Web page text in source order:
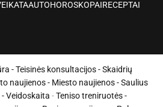
AUTOHOROSKOPAIRECEPTAI
-Teisinės konsultacijos-Skaidrių
naujienos- Miesto naujienos-Saulius
-Veidoskaita -Teniso treniruotės-